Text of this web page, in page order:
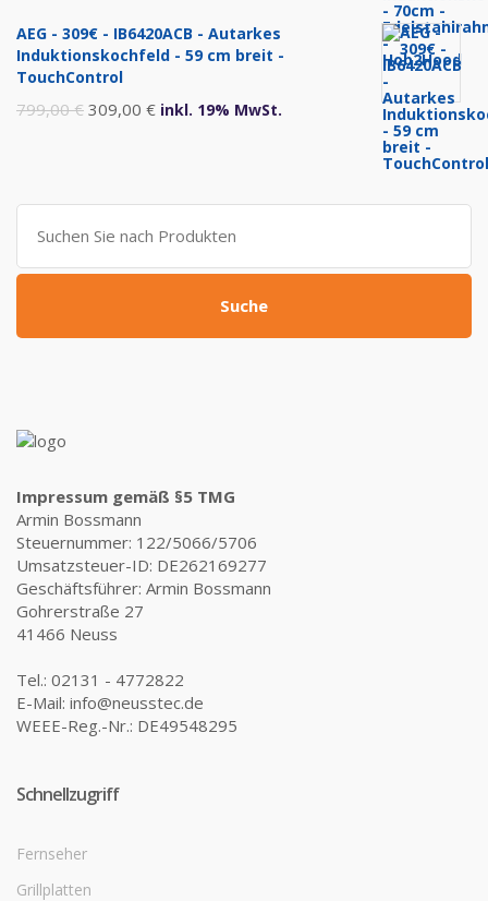
war:
999,00 €
ist:
AEG - 309€ - IB6420ACB - Autarkes
Induktionskochfeld - 59 cm breit -
TouchControl
799,00€ Ursprünglicher
799,00 €
309,00 €Aktueller
309,00 €.
inkl. 19% MwSt.
Suche
nach:
Suche
Impressum gemäß §5 TMG
Armin Bossmann
Steuernummer: 122/5066/5706
Umsatzsteuer-ID: DE262169277
Geschäftsführer: Armin Bossmann
Gohrerstraße 27
41466 Neuss
Tel.: 02131 - 4772822
E-Mail: info@neusstec.de
WEEE-Reg.-Nr.: DE49548295
Schnellzugriff
Fernseher
Grillplatten